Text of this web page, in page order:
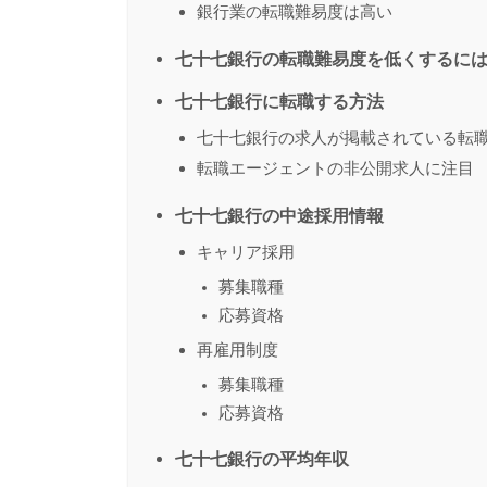
銀行業の転職難易度は高い
七十七銀行の転職難易度を低くするに
七十七銀行に転職する方法
七十七銀行の求人が掲載されている転
転職エージェントの非公開求人に注目
七十七銀行の中途採用情報
キャリア採用
募集職種
応募資格
再雇用制度
募集職種
応募資格
七十七銀行の平均年収